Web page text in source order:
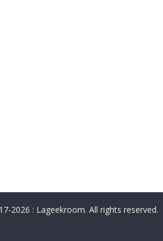
2026 : Lageekroom. All rights reserved.